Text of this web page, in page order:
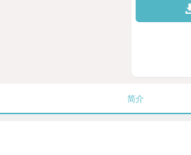
简介